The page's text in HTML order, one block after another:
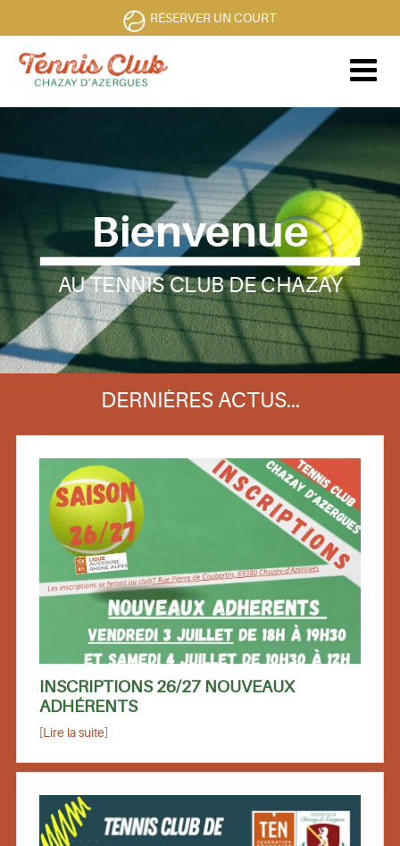
RÉSERVER UN COURT
Bienvenue
AU TENNIS CLUB DE CHAZAY
DERNIÈRES ACTUS...
INSCRIPTIONS 26/27 NOUVEAUX
ADHÉRENTS
[Lire la suite]